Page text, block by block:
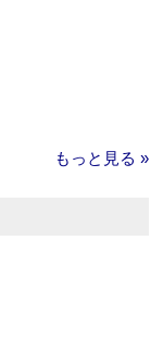
もっと見る »